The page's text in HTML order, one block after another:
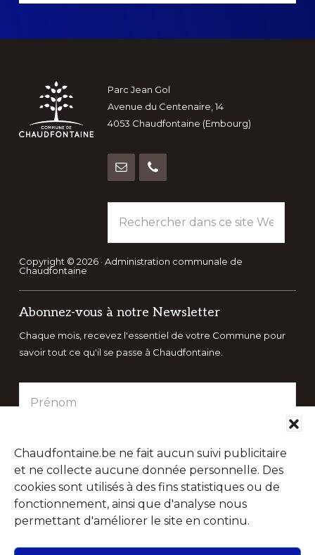
Chaudfontaine.be ne fait aucun suivi publicitaire
et ne collecte aucune donnée personnelle. Des
cookies sont utilisés à des fins statistiques ou de
fonctionnement, ainsi que d'analyse nous
permettant d'améliorer le site en continu.
Footer
Parc Jean Gol
Avenue du Centenaire, 14
4053 Chaudfontaine (Embourg)
dans
ce
site
Copyright © 2026 · Administration communale de
Chaudfontaine
Abonnez-vous à notre Newsletter
Chaque mois, recevez l'essentiel de votre Commune pour
savoir tout ce qu'il se passe à Chaudfontaine.